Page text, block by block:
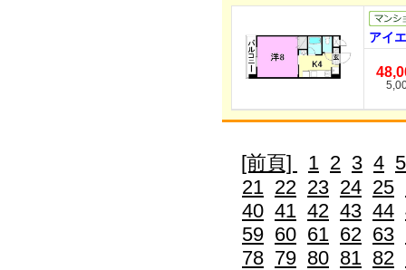
アイ
[前頁] 1 2 3 4 5
21 22 23 24 25
40 41 42 43 44
59 60 61 62 63
78 79 80 81 82